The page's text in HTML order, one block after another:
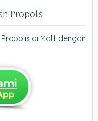
Propolis
di Malili dengan